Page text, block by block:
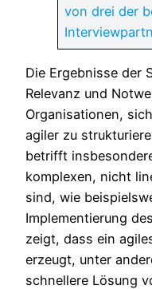
von drei der
Die Ergebnisse der
Relevanz und
Organisationen,
agiler zu
betrifft
komplexen, nicht
sind, wie
Implementierung
zeigt, dass ein
erzeugt, unter
schnellere Lösung